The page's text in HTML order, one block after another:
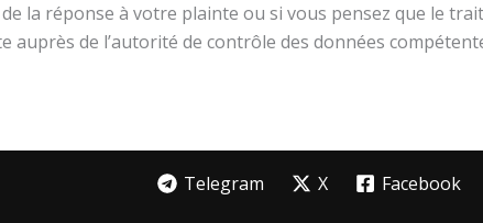
la réponse à votre plainte ou si vous pensez que le
auprès de l’autorité de contrôle des données
Telegram X Facebook